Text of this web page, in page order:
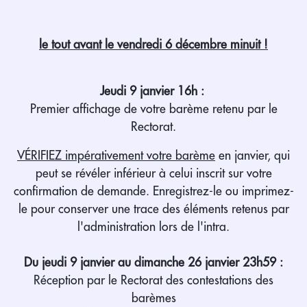
le tout avant le vendredi 6 décembre minuit !
Jeudi 9 janvier 16h :
Premier affichage de votre barème retenu par le
Rectorat.
VÉRIFIEZ impérativement votre barème en janvier, qui
peut se révéler inférieur à celui inscrit sur votre
confirmation de demande. Enregistrez-le ou imprimez-
le pour conserver une trace des éléments retenus par
l'administration lors de l'intra.
Du jeudi 9 janvier au dimanche 26 janvier 23h59 :
Réception par le Rectorat des contestations des
barèmes